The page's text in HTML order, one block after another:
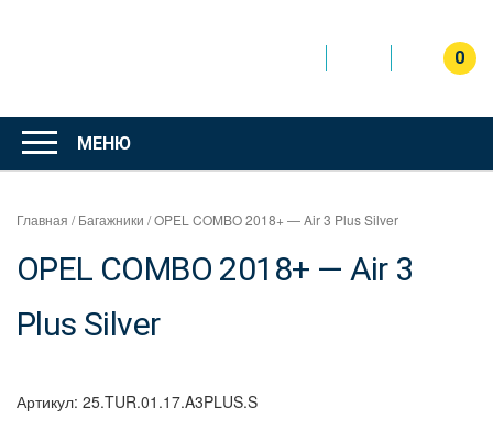
Интернет
магазин
"Can Auto"
0
МЕНЮ
Главная /Багажники / OPEL COMBO 2018+ — Air 3 Plus Silver
OPEL COMBO 2018+ — Air 3
Plus Silver
Артикул: 25.TUR.01.17.A3PLUS.S